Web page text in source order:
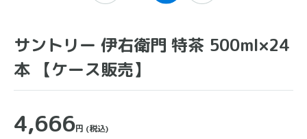
サントリー 伊右衛門 特茶 500ml×24
本 【ケース販売】
4,666円 (税込)